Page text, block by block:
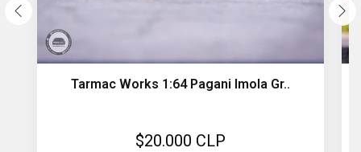
Tarmac Works 1:64 Pagani Imola Gr..
$20.000 CLP